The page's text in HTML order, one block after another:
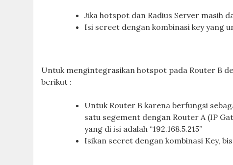
Jika hotspot dan Radius Server masih
Isi screet dengan kombinasi key yang
Untuk mengintegrasikan hotspot pada Router B
berikut :
Untuk Router B karena berfungsi
satu segement dengan Router A (IP
yang di isi adalah “192.168.5.215”
Isikan secret dengan kombinasi Key,